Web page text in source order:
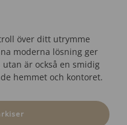
över ditt utrymme
moderna lösning ger
är också en smidig
hemmet och kontoret.